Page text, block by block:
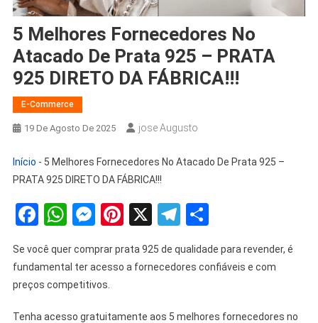
5 Melhores Fornecedores No
Atacado De Prata 925 – PRATA
925 DIRETO DA FÁBRICA!!!
E-Commerce
19 De Agosto De 2025 Jose Augusto
Início - 5 Melhores Fornecedores No Atacado De Prata 925 –
PRATA 925 DIRETO DA FÁBRICA!!!
Facebook
WhatsApp
Messenger
Pinterest
X Telegram
Share
Se você quer comprar prata 925 de qualidade para revender, é
fundamental ter acesso a fornecedores confiáveis e com
preços competitivos.
Tenha acesso gratuitamente aos 5 melhores fornecedores no